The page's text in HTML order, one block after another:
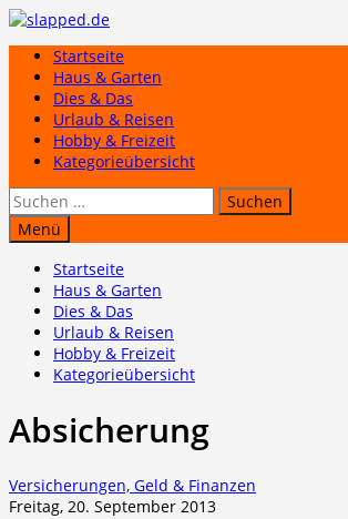
Zum
springenStartseite
Haus & Garten
Dies & Das
Urlaub & Reisen
Hobby & Freizeit
Kategorieübersicht
Suchen
nach:
Menü
Startseite
Haus & Garten
Dies & Das
Urlaub & Reisen
Hobby & Freizeit
Kategorieübersicht
Absicherung
Versicherungen, Geld & Finanzen
Freitag, 20. September 2013